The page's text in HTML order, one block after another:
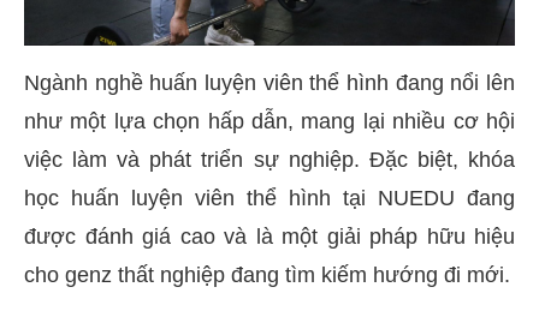
Ngành nghề huấn luyện viên thể hình đang nổi lên
như một lựa chọn hấp dẫn, mang lại nhiều cơ hội
việc làm và phát triển sự nghiệp. Đặc biệt, khóa
học huấn luyện viên thể hình tại NUEDU đang
được đánh giá cao và là một giải pháp hữu hiệu
cho genz thất nghiệp đang tìm kiếm hướng đi mới.